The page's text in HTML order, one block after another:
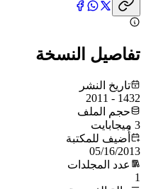
تفاصيل النسخة
تاريخ النشر
1432 - 2011
حجم الملف
3 ميجابايت
أُضيف للمكتبة
05/16/2013
عدد المجلدات
1